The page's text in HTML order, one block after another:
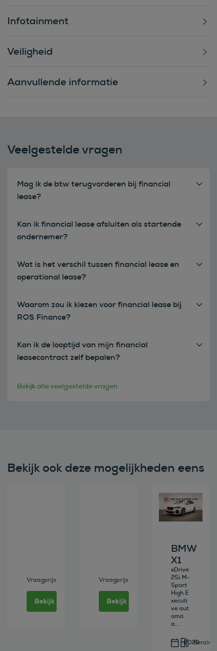
Infotainment
Veiligheid
Aanvullende informatie
Veelgestelde vragen
Mag ik de btw terugvorderen bij financial
lease?
Kan ik financial lease afsluiten als startende
ondernemer?
Wat is het verschil tussen financial lease en
operational lease?
Waarom zou ik kiezen voor financial lease bij
ROS Finance?
Kan ik de looptijd van mijn financial
leasecontract zelf bepalen?
Bekijk alle veelgestelde vragen
Bekijk ook deze mogelijkheden eens
Vraagprijs
Bekijk deze auto
Vraagprijs
Bekijk deze auto
Bekijk deze
BMW
X1
xDrive
25i M-
Sport
High E
xecuti
ve aut
oma
a...
2020Benzine